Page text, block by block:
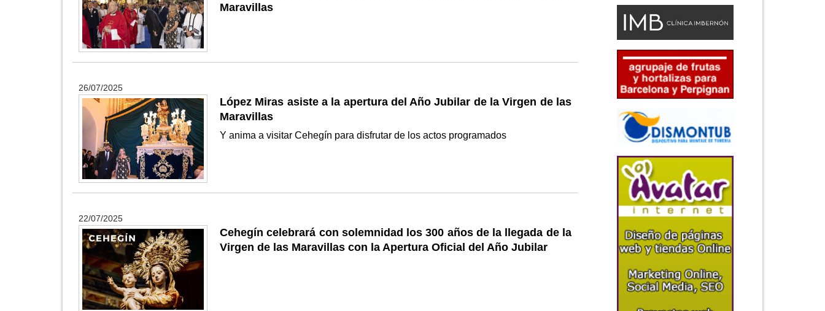
Maravillas
26/07/2025
López Miras asiste a la apertura del Año Jubilar de la Virgen de las
Maravillas
Y anima a visitar Cehegín para disfrutar de los actos programados
22/07/2025
Cehegín celebrará con solemnidad los 300 años de la llegada de la
Virgen de las Maravillas con la Apertura Oficial del Año Jubilar